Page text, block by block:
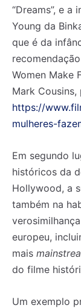
“Dreams”, e a
Young da
que é da
Women Make
Mark Cousins,
https://
mulheres-
Em segundo
históricos da
Hollywood, a
também na
europeu,
mais
do filme
Um exemplo